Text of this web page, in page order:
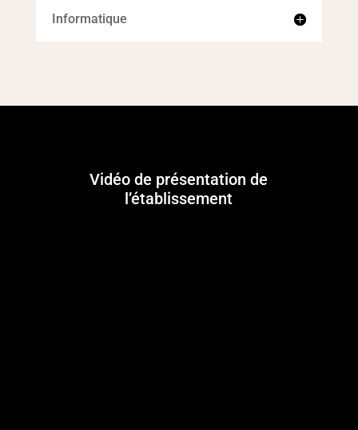
Informatique
Vidéo de présentation de
l’établissement